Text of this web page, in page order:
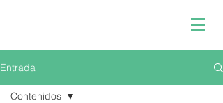
Entrada
Contenidos